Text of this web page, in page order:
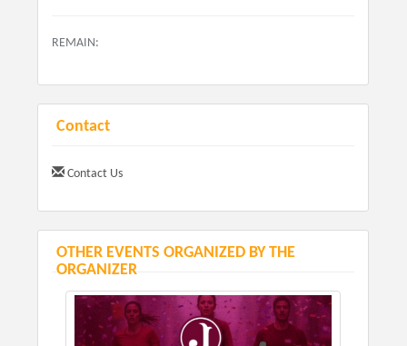
Não tenho cadastro, como faço minha inscrição? -
Como faço inscrição para outra pessoa? - CLIQUE AQUI
REMAIN:
Contact
Contact Us
OTHER EVENTS ORGANIZED BY THE
ORGANIZER